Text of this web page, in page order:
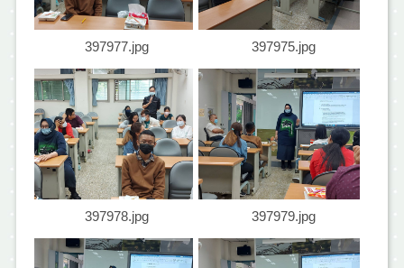
397977.jpg 397975.jpg
397978.jpg 397979.jpg